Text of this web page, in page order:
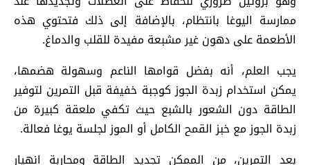
ممارسة اليوغا بانتظام، بالإضافة إلى ذلك فتحتوي هذه
الأطعمة على دهون غير مشبعة مفيدة للقلب والدماغ.
يجب العلم، أنه بفضل قوامها الناعم وسهولة هضمها،
يمكن استخدام زبدة الجوز كوجبة خفيفة قبل التمرين لتوفير
الطاقة دون الشعور بالشبع حيث تكفي ملعقة كبيرة من
زبدة الجوز مع خبز القمح الكامل أو الموز لجلسة يوغا فعالة.
بعد التمرين، من الممكن تجديد الطاقة ومحاربة انهيار